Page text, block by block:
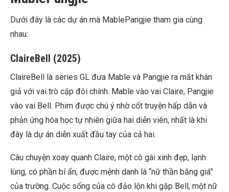
Dưới đây là các dự án mà MablePangjie tham gia cùng
nhau:
ClaireBell (2025)
ClaireBell là series GL đưa Mable và Pangjie ra mắt khán
giả với vai trò cặp đôi chính. Mable vào vai Claire, Pangjie
vào vai Bell. Phim được chú ý nhờ cốt truyện hấp dẫn và
phản ứng hóa học tự nhiên giữa hai diễn viên, nhất là khi
đây là dự án diễn xuất đầu tay của cả hai.
Câu chuyện xoay quanh Claire, một cô gái xinh đẹp, lạnh
lùng, có phần bí ẩn, được mệnh danh là “nữ thần băng giá”
của trường. Cuộc sống của cô đảo lộn khi gặp Bell, một nữ